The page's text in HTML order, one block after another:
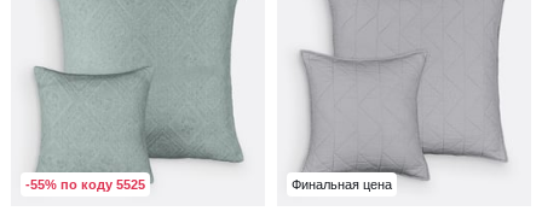
-55% по коду 5525 Финальная цена